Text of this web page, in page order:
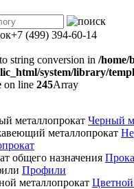
+7 (499) 394-60-14
string conversion in /home/
system/library/
on line 245Array
Черный
Профили
Цветной